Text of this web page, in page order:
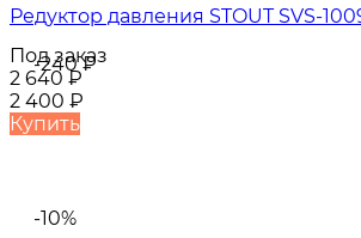
-240₽
Редуктор давления STOUT SVS-
Под заказ
2 640 ₽
2 400 ₽
Купить
-10%